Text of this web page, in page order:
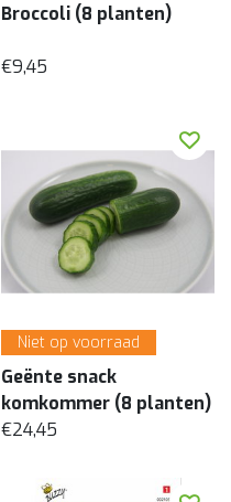
Broccoli (8 planten)
€9,45
Niet op voorraad
Geënte snack
komkommer (8 planten)
€24,45